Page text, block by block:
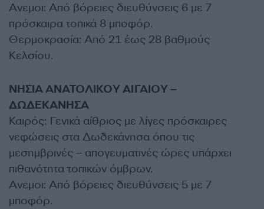
Ανεμοι: Από βόρειες διευθύνσεις 6 με 7
πρόσκαιρα τοπικά 8 μποφόρ.
Θερμοκρασία: Από 21 έως 28 βαθμούς
Κελσίου.
ΝΗΣΙΑ ΑΝΑΤΟΛΙΚΟΥ ΑΙΓΑΙΟΥ –
ΔΩΔΕΚΑΝΗΣΑ
Καιρός: Γενικά αίθριος με λίγες πρόσκαιρες
νεφώσεις στα Δωδεκάνησα όπου τις
μεσημβρινές – απογευματινές ώρες υπάρχει
πιθανότητα τοπικών όμβρων.
Ανεμοι: Από βόρειες διευθύνσεις 5 με 7
μποφόρ.